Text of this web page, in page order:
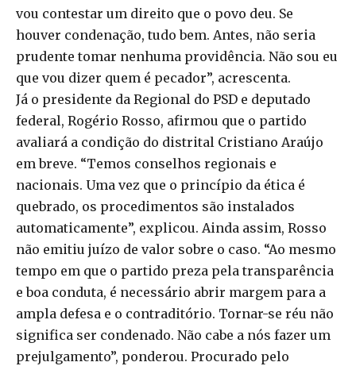
vou contestar um direito que o povo deu. Se
houver condenação, tudo bem. Antes, não seria
prudente tomar nenhuma providência. Não sou eu
que vou dizer quem é pecador”, acrescenta.
Já o presidente da Regional do PSD e deputado
federal, Rogério Rosso, afirmou que o partido
avaliará a condição do distrital Cristiano Araújo
em breve. “Temos conselhos regionais e
nacionais. Uma vez que o princípio da ética é
quebrado, os procedimentos são instalados
automaticamente”, explicou. Ainda assim, Rosso
não emitiu juízo de valor sobre o caso. “Ao mesmo
tempo em que o partido preza pela transparência
e boa conduta, é necessário abrir margem para a
ampla defesa e o contraditório. Tornar-se réu não
significa ser condenado. Não cabe a nós fazer um
prejulgamento”, ponderou. Procurado pelo